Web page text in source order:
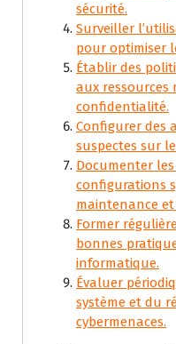
sécurité.
Surveiller
pour optimiser
Établir des
aux
confidentialité.
Configurer des
suspectes sur
Documenter
configurations
maintenance
Former
bonnes
informatique.
Évaluer
système et du
cybermenaces.